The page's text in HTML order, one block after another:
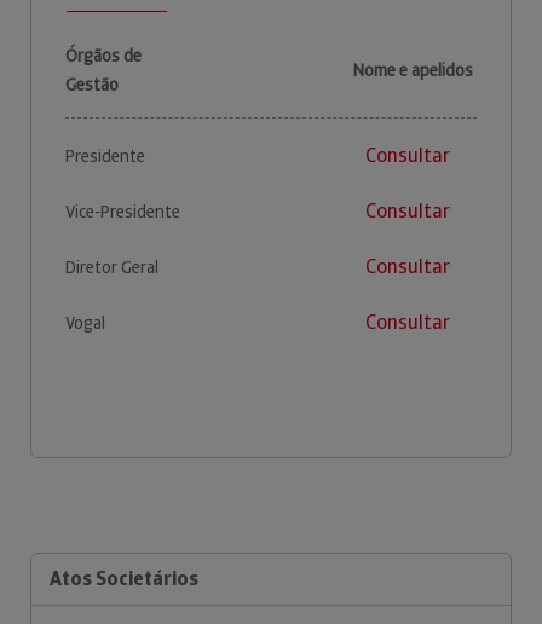
Órgãos de
Gestão
Nome e apelidos
Presidente Consultar
Vice-Presidente Consultar
Diretor Geral Consultar
Vogal Consultar
Atos Societários